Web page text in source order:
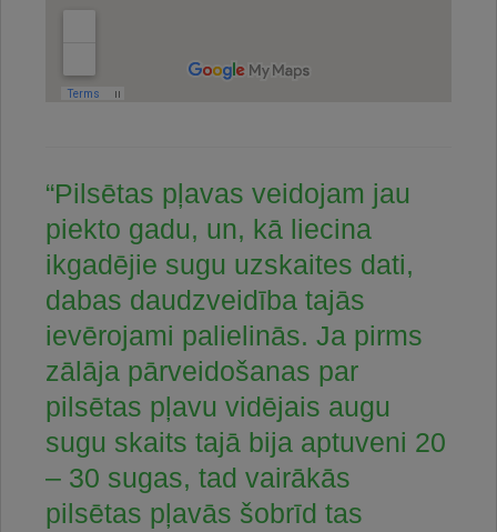
“Pilsētas pļavas veidojam jau
piekto gadu, un, kā liecina
ikgadējie sugu uzskaites dati,
dabas daudzveidība tajās
ievērojami palielinās. Ja pirms
zālāja pārveidošanas par
pilsētas pļavu vidējais augu
sugu skaits tajā bija aptuveni 20
– 30 sugas, tad vairākās
pilsētas pļavās šobrīd tas